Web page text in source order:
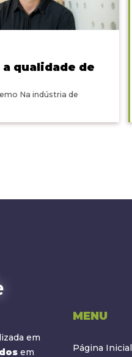
qualidade de
Na indústria de
em
em
MENU
Página Inicial